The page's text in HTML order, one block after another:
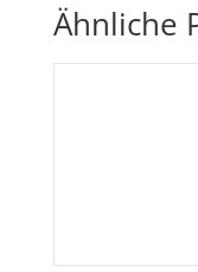
Ähnliche